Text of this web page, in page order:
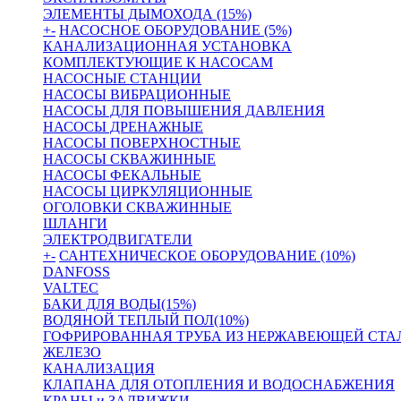
ЭЛЕМЕНТЫ ДЫМОХОДА (15%)
+- НАСОСНОЕ ОБОРУДОВАНИЕ (5%)
КАНАЛИЗАЦИОННАЯ УСТАНОВКА
КОМПЛЕКТУЮЩИЕ К НАСОСАМ
НАСОСНЫЕ СТАНЦИИ
НАСОСЫ ВИБРАЦИОННЫЕ
НАСОСЫ ДЛЯ ПОВЫШЕНИЯ ДАВЛЕНИЯ
НАСОСЫ ДРЕНАЖНЫЕ
НАСОСЫ ПОВЕРХНОСТНЫЕ
НАСОСЫ СКВАЖИННЫЕ
НАСОСЫ ФЕКАЛЬНЫЕ
НАСОСЫ ЦИРКУЛЯЦИОННЫЕ
ОГОЛОВКИ СКВАЖИННЫЕ
ШЛАНГИ
ЭЛЕКТРОДВИГАТЕЛИ
+- САНТЕХНИЧЕСКОЕ ОБОРУДОВАНИЕ (10%)
DANFOSS
VALTEC
БАКИ ДЛЯ ВОДЫ(15%)
ВОДЯНОЙ ТЕПЛЫЙ ПОЛ(10%)
ГОФРИРОВАННАЯ ТРУБА ИЗ НЕРЖАВЕЮЩЕЙ
ЖЕЛЕЗО
КАНАЛИЗАЦИЯ
КЛАПАНА ДЛЯ ОТОПЛЕНИЯ И ВОДОСНАБЖЕНИЯ